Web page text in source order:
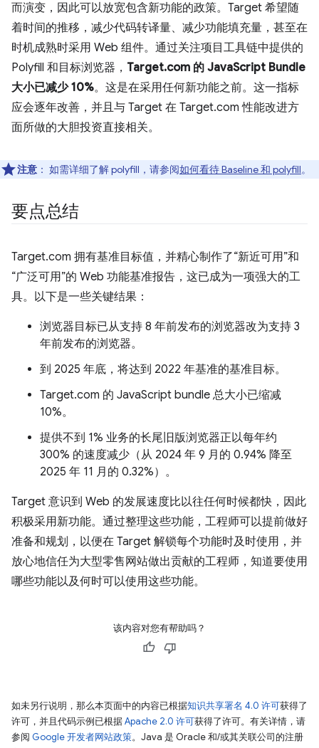
而演变，因此可以放宽包含新功能的政策。Target 希望随
着时间的推移，减少代码转译量、减少功能填充量，甚至在
时机成熟时采用 Web 组件。通过关注项目工具链中提供的
Polyfill 和目标浏览器， Target.com 的 JavaScript Bundle
大小已减少 10%。这是在采用任何新功能之前。这一指标
应会逐年改善，并且与 Target 在 Target.com 性能改进方
面所做的大胆投资直接相关。
注意 ： 如需详细了解 polyfill，请参阅如何看待 Baseline 和 polyfill。
要点总结
Target.com 拥有基准目标值，并精心制作了“新近可用”和
“广泛可用”的 Web 功能基准报告，这已成为一项强大的工
具。以下是一些关键结果：
浏览器目标已从支持 8 年前发布的浏览器改为支持 3
年前发布的浏览器。
到 2025 年底，将达到 2022 年基准的基准目标。
Target.com 的 JavaScript bundle 总大小已缩减
10%。
提供不到 1% 业务的长尾旧版浏览器正以每年约
300% 的速度减少（从 2024 年 9 月的 0.94% 降至
2025 年 11 月的 0.32%）。
Target 意识到 Web 的发展速度比以往任何时候都快，因此
积极采用新功能。通过整理这些功能，工程师可以提前做好
准备和规划，以便在 Target 解锁每个功能时及时使用，并
放心地信任为大型零售网站做出贡献的工程师，知道要使用
哪些功能以及何时可以使用这些功能。
该内容对您有帮助吗？
如未另行说明，那么本页面中的内容已根据知识共享署名 4.0 许可获得了
许可，并且代码示例已根据Apache 2.0 许可获得了许可。有关详情，请
参阅 Google 开发者网站政策。Java 是 Oracle 和/或其关联公司的注册